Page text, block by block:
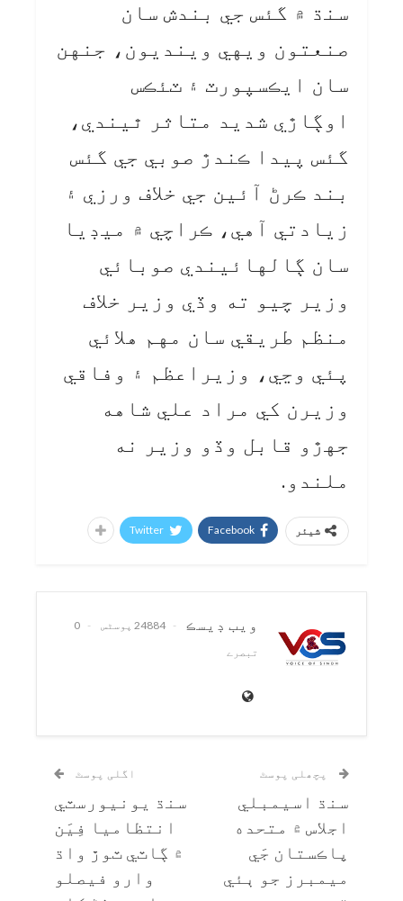
سنڌ ۾ گئس جي بندش سان
صنعتون ويهي وينديون، جنهن
سان ايڪسپورٽ ۽ ٽئڪس
اوڳاڙي شديد متاثر ٿيندي،
گئس پيدا ڪندڙ صوبي جي گئس
بند ڪرڻ آئين جي خلاف ورزي ۽
زيادتي آهي، ڪراچي ۾ ميڊيا
سان ڳالهائيندي صوبائي
وزير چيو ته وڏي وزير خلاف
منظم طريقي سان مهم هلائي
پئي وڃي، وزيراعظم ۽ وفاقي
وزيرن کي مراد علي شاهه
جهڙو قابل وڏو وزير نه
ملندو.
شیئر Facebook
Twitter
ويب ڊيسڪ 24884 پوسٹس
0
تبصرے
پچھلی پوسٹ
سنڌ اسيمبلي
اجلاس ۾ متحده
پاڪستان جَي
ميمبرز جو ٻئي
اگلی پوسٹ
سنڌ يونيورسٽي
انتظاميا فِيَن
۾ ڳاٽي ٽوڙ واڌ
وارو فيصلو